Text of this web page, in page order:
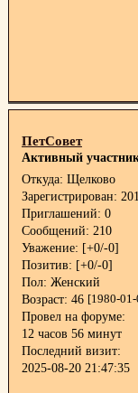
ПетСовет
Активный
Откуда: Щелково
Зарегистрирован:
Приглашений: 0
Сообщений: 210
Уважение: [+0/-0]
Позитив: [+0/-0]
Пол: Женский
Возраст: 46 [1980-
Провел на форуме:
12 часов 56 минут
Последний визит:
2025-08-20 21:47:35